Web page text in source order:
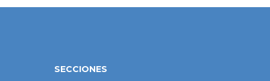
SECCIONES